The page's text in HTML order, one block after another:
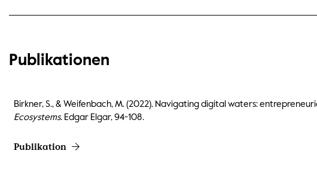
Publikationen
Birkner, S., & Weifenbach, M. (2022). Navigating digital waters:
Ecosystems. Edgar Elgar, 94-108.
Publikation